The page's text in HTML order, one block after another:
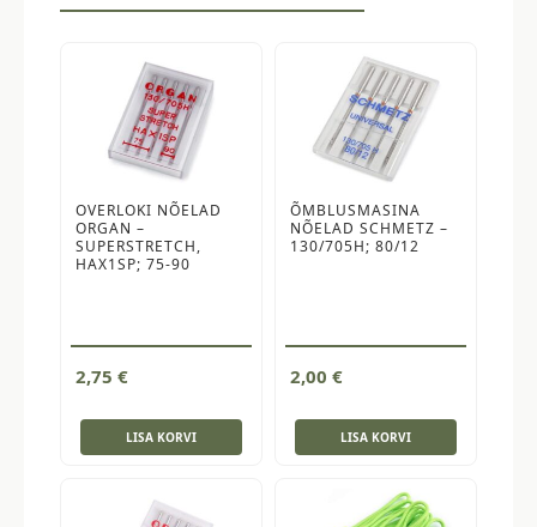
OVERLOKI NÕELAD
ORGAN –
SUPERSTRETCH,
HAX1SP; 75-90
2,75 €
LISA KORVI
ÕMBLUSMASINA
NÕELAD SCHMETZ –
130/705H; 80/12
2,00 €
LISA KORVI